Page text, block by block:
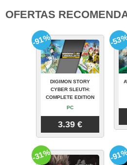
OFERTAS
DIGIMON STORY
CYBER SLEUTH:
COMPLETE EDITION
PC
3.39 €
-91% -
-31% -